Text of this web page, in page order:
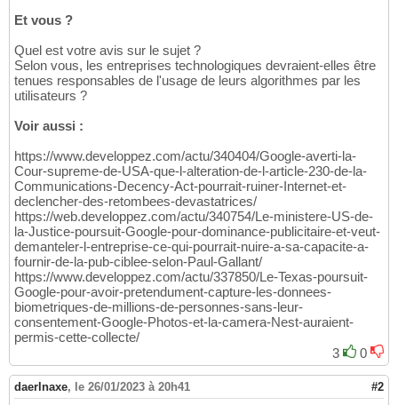
Et vous ?
Quel est votre avis sur le sujet ?
Selon vous, les entreprises technologiques devraient-elles être
tenues responsables de l'usage de leurs algorithmes par les
utilisateurs ?
Voir aussi :
https://www.developpez.com/actu/340404/Google-averti-la-
Cour-supreme-de-USA-que-l-alteration-de-l-article-230-de-la-
Communications-Decency-Act-pourrait-ruiner-Internet-et-
declencher-des-retombees-devastatrices/
https://web.developpez.com/actu/340754/Le-ministere-US-de-
la-Justice-poursuit-Google-pour-dominance-publicitaire-et-veut-
demanteler-l-entreprise-ce-qui-pourrait-nuire-a-sa-capacite-a-
fournir-de-la-pub-ciblee-selon-Paul-Gallant/
https://www.developpez.com/actu/337850/Le-Texas-poursuit-
Google-pour-avoir-pretendument-capture-les-donnees-
biometriques-de-millions-de-personnes-sans-leur-
consentement-Google-Photos-et-la-camera-Nest-auraient-
permis-cette-collecte/
3
0
daerlnaxe, le 26/01/2023 à 20h41 #2